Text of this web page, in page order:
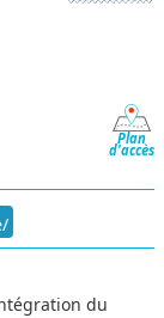
Plan
d'accès
du